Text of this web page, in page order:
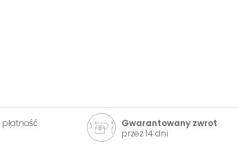
płatność
Gwarantowany zwrot
przez 14 dni